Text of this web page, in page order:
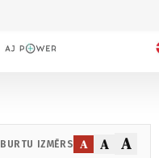
BURTU IZMĒRS A A A